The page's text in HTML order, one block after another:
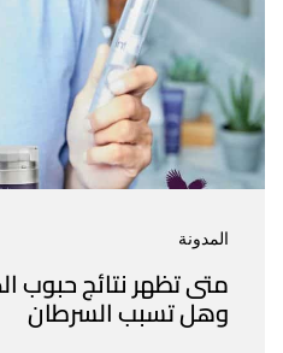
المدونة
متى تظهر نتائج حبوب
وهل تسبب السرطان